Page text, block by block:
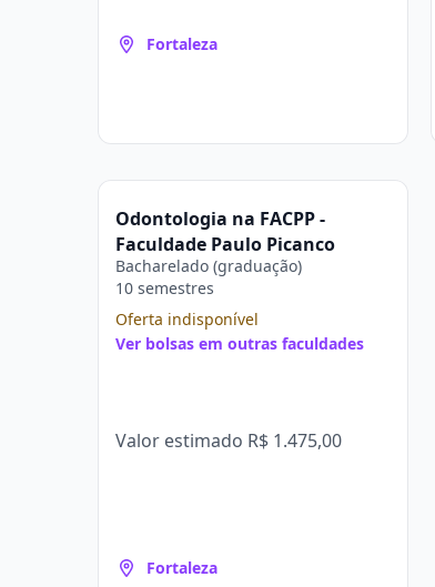
Fortaleza
Odontologia na FACPP -
Faculdade Paulo Picanço
Bacharelado (graduação)
10 semestres
Oferta indisponível
Ver bolsas em outras faculdades
Valor estimado R$ 1.475,00
Fortaleza